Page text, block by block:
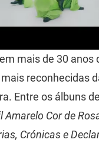
mais de 30 anos
reconhecidas
Entre os álbuns
Amarelo Cor de
Crónicas e